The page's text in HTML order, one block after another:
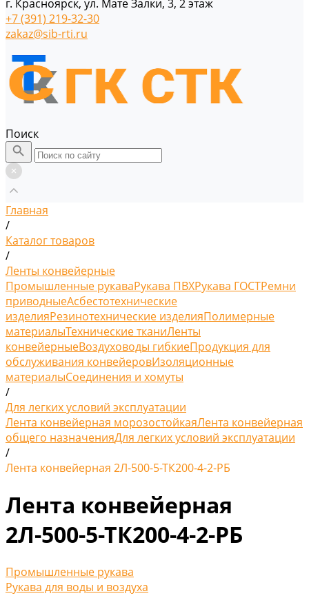
г. Красноярск, ул. Мате Залки, 3, 2 этаж
+7 (391) 219-32-30
zakaz@sib-rti.ru
Поиск
Главная
/
Каталог товаров
/
Ленты конвейерные
Промышленные рукаваРукава ПВХРукава ГОСТРемни
приводныеАсбестотехнические
изделияРезинотехнические изделияПолимерные
материалыТехнические тканиЛенты
конвейерныеВоздуховоды гибкиеПродукция для
обслуживания конвейеровИзоляционные
материалыСоединения и хомуты
/
Для легких условий эксплуатации
Лента конвейерная морозостойкаяЛента конвейерная
общего назначенияДля легких условий эксплуатации
/
Лента конвейерная 2Л-500-5-ТК200-4-2-РБ
Лента конвейерная
2Л-500-5-ТК200-4-2-РБ
Промышленные рукава
Рукава для воды и воздуха